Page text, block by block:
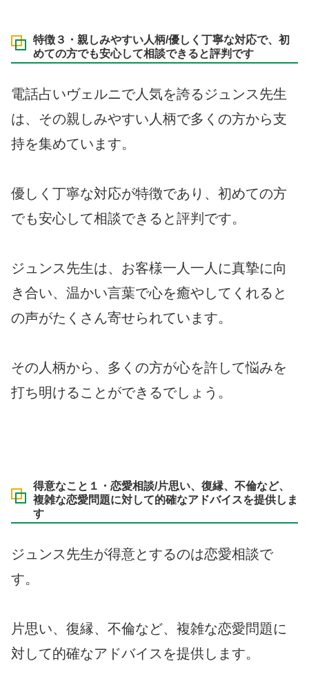
特徴３・親しみやすい人柄/優しく丁寧な対応で、初
めての方でも安心して相談できると評判です
電話占いヴェルニで人気を誇るジュンス先生
は、その親しみやすい人柄で多くの方から支
持を集めています。
優しく丁寧な対応が特徴であり、初めての方
でも安心して相談できると評判です。
ジュンス先生は、お客様一人一人に真摯に向
き合い、温かい言葉で心を癒やしてくれると
の声がたくさん寄せられています。
その人柄から、多くの方が心を許して悩みを
打ち明けることができるでしょう。
得意なこと１・恋愛相談/片思い、復縁、不倫など、
複雑な恋愛問題に対して的確なアドバイスを提供しま
す
ジュンス先生が得意とするのは恋愛相談で
す。
片思い、復縁、不倫など、複雑な恋愛問題に
対して的確なアドバイスを提供します。